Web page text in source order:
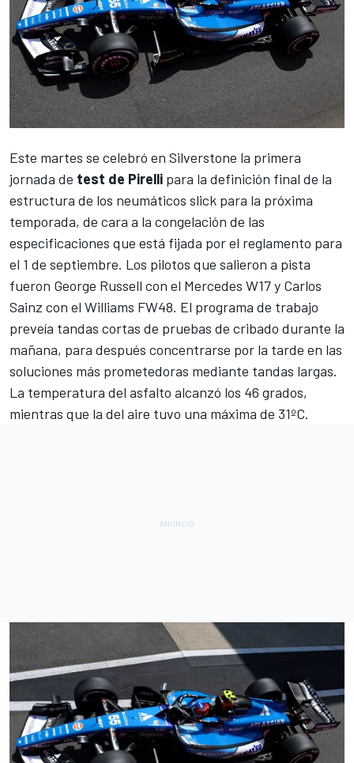
Este martes se celebró en Silverstone la primera
jornada de test de Pirelli para la definición final de la
estructura de los neumáticos slick para la próxima
temporada, de cara a la congelación de las
especificaciones que está fijada por el reglamento para
el 1 de septiembre. Los pilotos que salieron a pista
fueron George Russell con el Mercedes W17y Carlos
Sainz con el Williams FW48. El programa de trabajo
preveía tandas cortas de pruebas de cribado durante la
mañana, para después concentrarse por la tarde en las
soluciones más prometedoras mediante tandas largas.
La temperatura del asfalto alcanzó los 46 grados,
mientras que la del aire tuvo una máxima de 31ºC.